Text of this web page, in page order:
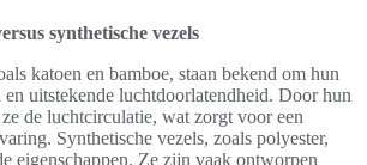
synthetische vezels
katoen en bamboe, staan bekend om hun
en uitstekende luchtdoorlatendheid. Door hun
de luchtcirculatie, wat zorgt voor een
Synthetische vezels, zoals polyester,
eigenschappen. Ze zijn vaak ontworpen